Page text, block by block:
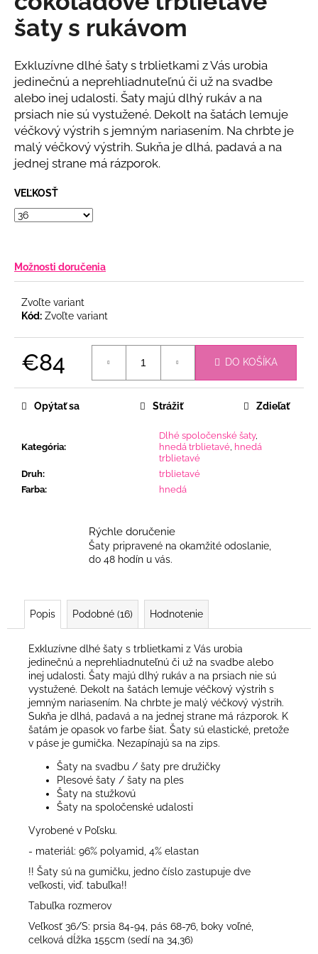
z
5
hviezdičiek.
šaty s rukávom
Exkluzívne dlhé šaty s trblietkami z Vás urobia
jedinečnú a neprehliadnuteľnú či už na svadbe
alebo inej udalosti. Šaty majú dlhý rukáv a na
prsiach nie sú vystužené. Dekolt na šatách lemuje
véčkový výstrih s jemným nariasením. Na chrbte je
malý véčkový výstrih. Sukňa je dlhá, padavá a na
jednej strane má rázporok.
VEĽKOSŤ
Možnosti doručenia
Zvoľte variant
Kód: Zvoľte variant
€84 DO KOŠÍKA
Kategória:
Dlhé spoločenské šaty,
hnedá trblietavé hnedá
trblietavé
Druh:
trblietavé
Farba: hnedá
Opýtať sa Strážiť Zdieľať
Rýchle doručenie
Šaty pripravené na okamžité odoslanie,
do 48 hodín u vás.
Popis Podobné (16) Hodnotenie
Exkluzívne dlhé šaty s trblietkami z Vás urobia
jedinečnú a neprehliadnuteľnú či už na svadbe alebo
inej udalosti. Šaty majú dlhý rukáv a na prsiach nie sú
vystužené. Dekolt na šatách lemuje véčkový výstrih s
jemným nariasením. Na chrbte je malý véčkový výstrih.
Sukňa je dlhá, padavá a na jednej strane má rázporok. K
šatám je opasok vo farbe šiat. Šaty sú elastické, pretože
v páse je gumička. Nezapínajú sa na zips.
Šaty na svadbu / šaty pre družičky
Plesové šaty / šaty na ples
Šaty na stužkovú
Šaty na spoločenské udalosti
Vyrobené v Poľsku.
- materiál: 96% polyamid, 4% elastan
!! Šaty sú na gumičku, jedno číslo zastupuje dve
veľkosti, viď. tabuľka!!
Tabuľka rozmerov
Veľkosť 36/S: prsia 84-94, pás 68-76, boky voľné,
celková dĺžka 155cm (sedí na 34,36)
a
m
BÉŽOVÝ
KOMPLET
S
KVETINOU
€108